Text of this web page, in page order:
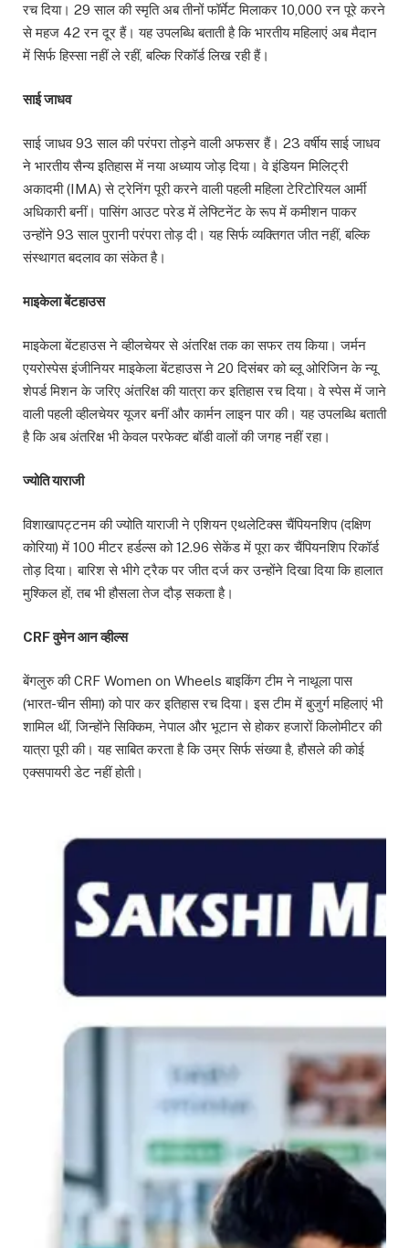
रच दिया। 29 साल की स्मृति अब तीनों फॉर्मेट मिलाकर 10,000 रन पूरे करने
से महज 42 रन दूर हैं। यह उपलब्धि बताती है कि भारतीय महिलाएं अब मैदान
में सिर्फ हिस्सा नहीं ले रहीं, बल्कि रिकॉर्ड लिख रही हैं।
साई जाधव
साई जाधव 93 साल की परंपरा तोड़ने वाली अफसर हैं। 23 वर्षीय साई जाधव
ने भारतीय सैन्य इतिहास में नया अध्याय जोड़ दिया। वे इंडियन मिलिट्री
अकादमी (IMA) से ट्रेनिंग पूरी करने वाली पहली महिला टेरिटोरियल आर्मी
अधिकारी बनीं। पासिंग आउट परेड में लेफ्टिनेंट के रूप में कमीशन पाकर
उन्होंने 93 साल पुरानी परंपरा तोड़ दी। यह सिर्फ व्यक्तिगत जीत नहीं, बल्कि
संस्थागत बदलाव का संकेत है।
माइकेला बेंटहाउस
माइकेला बेंटहाउस ने व्हीलचेयर से अंतरिक्ष तक का सफर तय किया। जर्मन
एयरोस्पेस इंजीनियर माइकेला बेंटहाउस ने 20 दिसंबर को ब्लू ओरिजिन के न्यू
शेपर्ड मिशन के जरिए अंतरिक्ष की यात्रा कर इतिहास रच दिया। वे स्पेस में जाने
वाली पहली व्हीलचेयर यूजर बनीं और कार्मन लाइन पार की। यह उपलब्धि बताती
है कि अब अंतरिक्ष भी केवल परफेक्ट बॉडी वालों की जगह नहीं रहा।
ज्योति याराजी
विशाखापट्टनम की ज्योति याराजी ने एशियन एथलेटिक्स चैंपियनशिप (दक्षिण
कोरिया) में 100 मीटर हर्डल्स को 12.96 सेकेंड में पूरा कर चैंपियनशिप रिकॉर्ड
तोड़ दिया। बारिश से भीगे ट्रैक पर जीत दर्ज कर उन्होंने दिखा दिया कि हालात
मुश्किल हों, तब भी हौसला तेज दौड़ सकता है।
CRF वुमेन आन व्हील्स
बेंगलुरु की CRF Women on Wheels बाइकिंग टीम ने नाथूला पास
(भारत-चीन सीमा) को पार कर इतिहास रच दिया। इस टीम में बुजुर्ग महिलाएं भी
शामिल थीं, जिन्होंने सिक्किम, नेपाल और भूटान से होकर हजारों किलोमीटर की
यात्रा पूरी की। यह साबित करता है कि उम्र सिर्फ संख्या है, हौसले की कोई
एक्सपायरी डेट नहीं होती।